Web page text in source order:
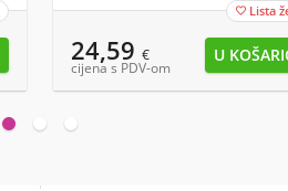
 Lista
24,59 €
cijena s PDV-om